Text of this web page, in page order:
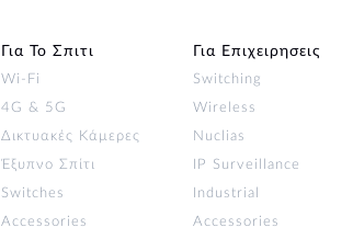
Για Το Σπιτι
Wi‑Fi
4G & 5G
Δικτυακές Κάμερες
Έξυπνο Σπίτι
Switches
Accessories
Για Επιχειρησεις
Switching
Wireless
Nuclias
IP Surveillance
Industrial
Accessories